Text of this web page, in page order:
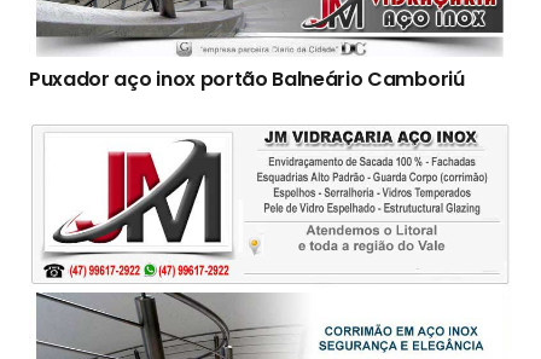
Puxador aço inox portão Balneário Camboriú